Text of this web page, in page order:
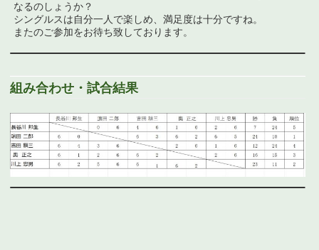
なるのしょうか？
シングルスは自分一人で楽しめ、満足度は十分ですね。
またのご参加をお待ち致しております。
組み合わせ・試合結果